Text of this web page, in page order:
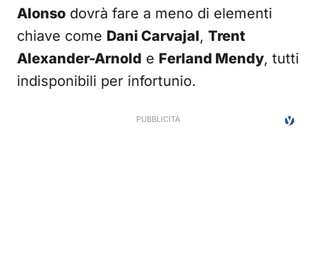
Alonso dovrà fare a meno di elementi
chiave come Dani Carvajal, Trent
Alexander-Arnold e Ferland Mendy, tutti
indisponibili per infortunio.